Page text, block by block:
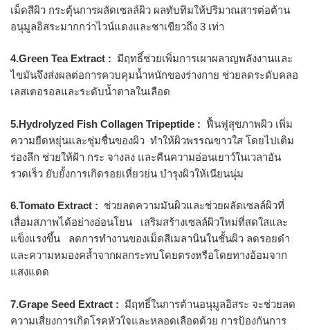
เม็ดสีผิว กระตุ้นการผลัดเซลล์ผิว ผลทับทิมให้ปริมาณสารต่อต้าน
อนุมูลอิสระมากกว่าไวน์แดงและชาเขียวถึง 3 เท่า
4.Green Tea Extract : มีฤทธิ์ช่วยเพิ่มการเผาผลาญพลังงานและ
ไขมันจึงส่งผลต่อการควบคุมน้ำหนักของร่างกาย ช่วยลดระดับคลอ
เลสเตอรอลและระดับน้ำตาลในเลือด
5.Hydrolyzed Fish Collagen Tripeptide : ฟื้นฟูสุขภาพผิว เพิ่ม
ความยืดหยุ่นและชุ่มชื่นของผิว ทำให้ผิวพรรณขาวใส โดยไปเติม
ร่องลึก ช่วยให้ฝ้า กระ จางลง และคืนความอ่อนเยาว์ในเวลาอัน
รวดเร็ว ยับยั้งการเกิดรอยเหี่ยวย่น บำรุงผิวให้เนียนนุ่ม
6.Tomato Extract : ช่วยลดความมันผิวและช่วยผลัดเซลล์ผิวที่
เสื่อมสภาพได้อย่างอ่อนโยน เสริมสร้างเซลล์ผิวใหม่ที่สดใสและ
แข็งแรงขึ้น ลดการทำงานของเม็ดสีเมลานินในชั้นผิว ลดรอยดำ
และความหมองคล้ำจากผลกระทบโดยตรงหรือโดยทางอ้อมจาก
แสงแดด
7.Grape Seed Extract : มีฤทธิ์ในการต้านอนุมูลอิสระ จะช่วยลด
ความเสี่ยงการเกิดโรคหัวใจและหลอดเลือดด้วย การป้องกันการ